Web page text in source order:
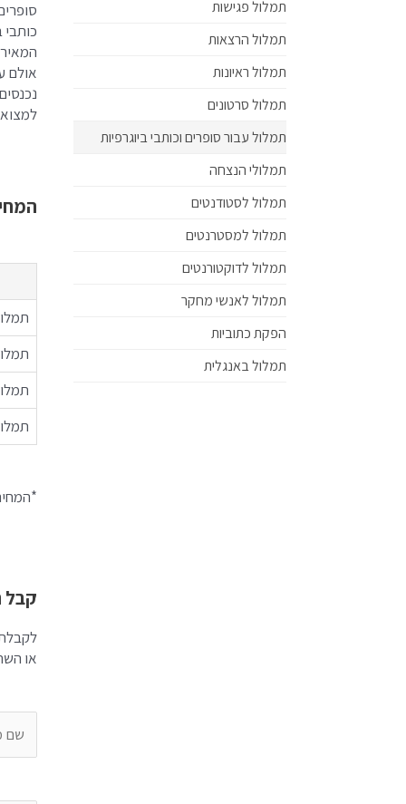
תמלול פגישות
תמלול הרצאות
תמלול ראיונות
תמלול סרטונים
תמלול עבור סופרים וכותבי ביוגרפיות
תמלולי הנצחה
תמלול לסטודנטים
תמלול למסטרנטים
תמלול לדוקטורנטים
תמלול לאנשי מחקר
הפקת כתוביות
תמלול באנגלית
אולם
קבל
או